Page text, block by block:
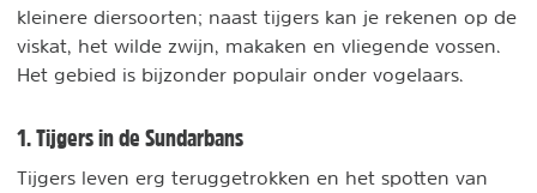
kleinere diersoorten; naast tijgers kan je rekenen op de
viskat, het wilde zwijn, makaken en vliegende vossen.
Het gebied is bijzonder populair onder vogelaars.
1. Tijgers in de Sundarbans
Tijgers leven erg teruggetrokken en het spotten van